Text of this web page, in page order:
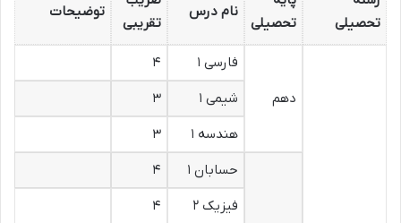
تحصیلی
تحصیلی
نام درس
تقریبی
توضیحات
دهم
فارسی ۱
۴
شیمی ۱
۳
هندسه ۱
۳
حسابان ۱
۴
فیزیک ۲
۴